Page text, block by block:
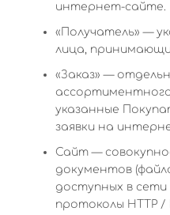
интернет-сайте.
«Получатель» —
лица,
«Заказ» —
указанные
заявки на
Сайт —
документов
доступных в
протоколы HTTP /